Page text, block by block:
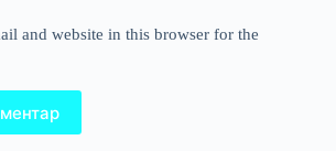
and website in this browser for the